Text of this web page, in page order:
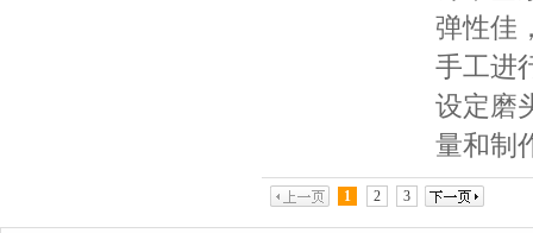
弹性佳
手工进
设定磨
量和制
1 2 3